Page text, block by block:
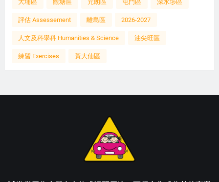
大埔區 觀塘區 元朗區 屯門區 深水埗區
評估 Assessement 離島區 2026-2027
人文及科學科 Humanities & Science 油尖旺區
練習 Exercises 黃大仙區